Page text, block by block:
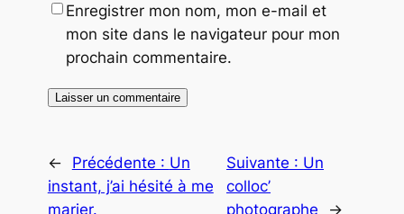
Enregistrer mon nom, mon e-mail et
mon site dans le navigateur pour mon
prochain commentaire.
← Précédente : Un
instant, j’ai hésité à me
marier.
Suivante : Un
colloc’
photographe
→